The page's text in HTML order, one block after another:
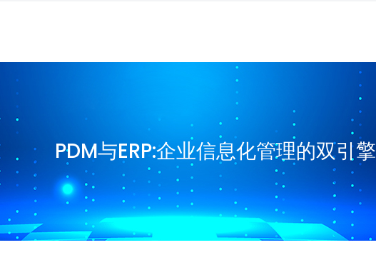
PDM与ERP:企业信息化管理的双引擎